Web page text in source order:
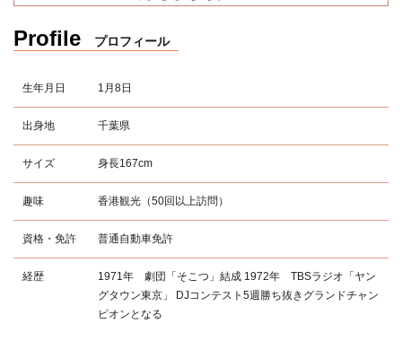
Profile プロフィール
生年月日 1月8日
出身地 千葉県
サイズ 身長167cm
趣味 香港観光（50回以上訪問）
資格・免許 普通自動車免許
経歴
1971年 劇団「そこつ」結成 1972年 TBSラジオ「ヤン
グタウン東京」 DJコンテスト5週勝ち抜きグランドチャン
ピオンとなる